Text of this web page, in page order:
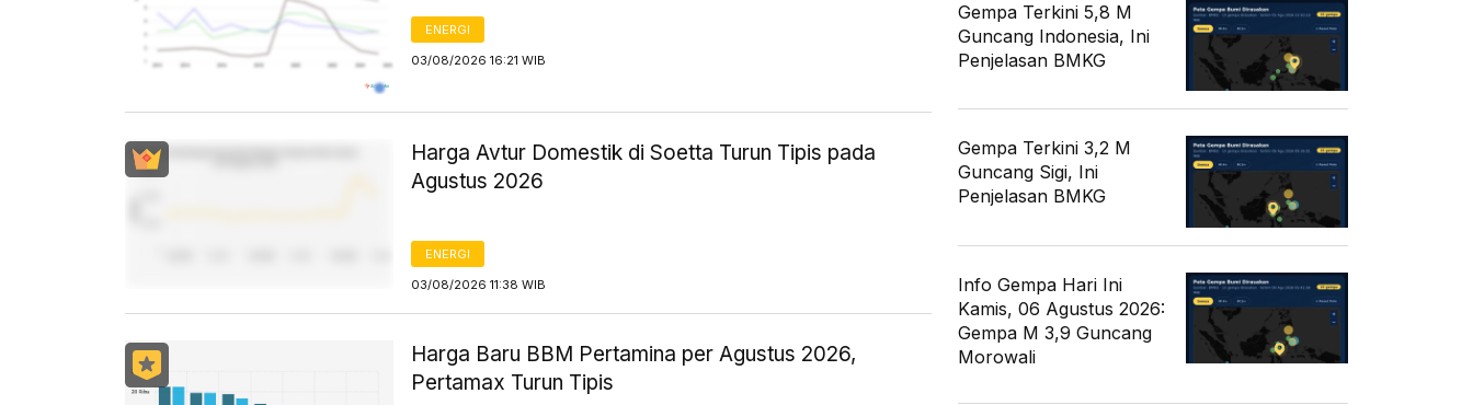
ENERGI
03/08/2026 16:21 WIB
Harga Avtur Domestik di Soetta Turun Tipis pada
Agustus 2026
ENERGI
03/08/2026 11:38 WIB
Harga Baru BBM Pertamina per Agustus 2026,
Pertamax Turun Tipis
Gempa Terkini 5,8 M
Guncang Indonesia, Ini
Penjelasan BMKG
Gempa Terkini 3,2 M
Guncang Sigi, Ini
Penjelasan BMKG
Info Gempa Hari Ini
Kamis, 06 Agustus 2026:
Gempa M 3,9 Guncang
Morowali